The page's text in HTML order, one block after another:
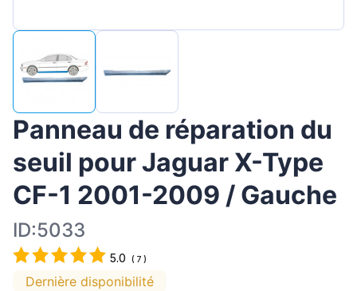
Panneau de réparation du
seuil pour Jaguar X-Type
CF-1 2001-2009 / Gauche
ID:5033
5.0 ( 7 )
Dernière disponibilité